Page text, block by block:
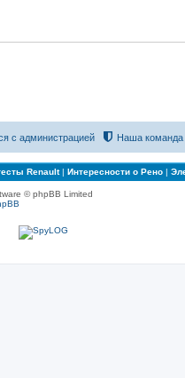
Наша команда
с администрацией
Renault| Интересности о Рено|
© phpBB Limited